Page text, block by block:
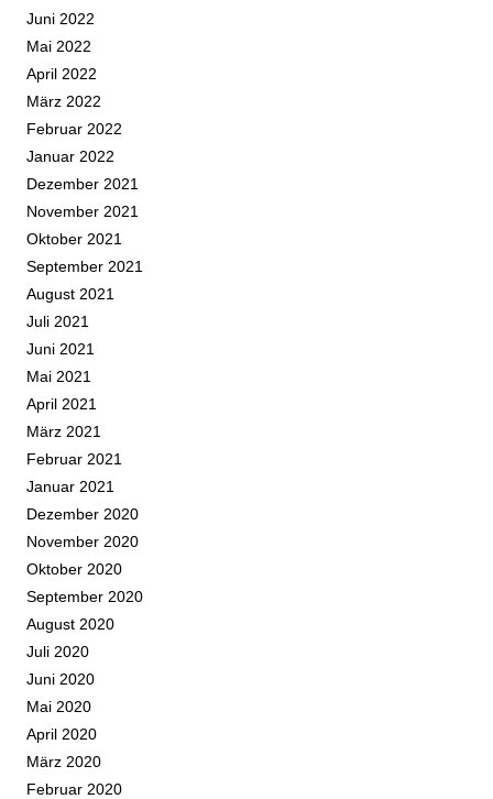
Juni 2022
Mai 2022
April 2022
März 2022
Februar 2022
Januar 2022
Dezember 2021
November 2021
Oktober 2021
September 2021
August 2021
Juli 2021
Juni 2021
Mai 2021
April 2021
März 2021
Februar 2021
Januar 2021
Dezember 2020
November 2020
Oktober 2020
September 2020
August 2020
Juli 2020
Juni 2020
Mai 2020
April 2020
März 2020
Februar 2020